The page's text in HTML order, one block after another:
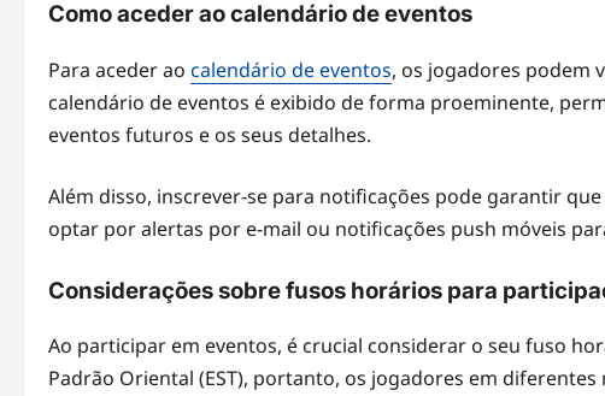
Como aceder ao calendário de eventos
Para aceder ao calendário de eventos, os jogadores podem
calendário de eventos é exibido de forma proeminente,
eventos futuros e os seus detalhes.
Além disso, inscrever-se para notificações pode garantir
optar por alertas por e-mail ou notificações push móveis
Considerações sobre fusos horários para
Ao participar em eventos, é crucial considerar o seu fuso
Padrão Oriental (EST), portanto, os jogadores em